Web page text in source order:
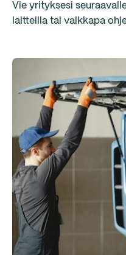
Vie yrityksesi
laitteilla tai vaikkapa